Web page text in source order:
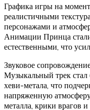
Графика игры на
реалистичными
персонажами и
Анимации Принца
естественными, что
Звуковое
Музыкальный трек стал
хеви-метала, что
напряженную
металла, крики врагов